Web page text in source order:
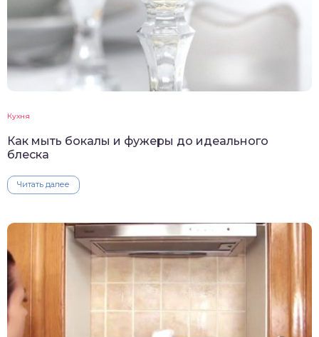
Кухня
Как мыть бокалы и фужеры до идеального
блеска
Читать далее